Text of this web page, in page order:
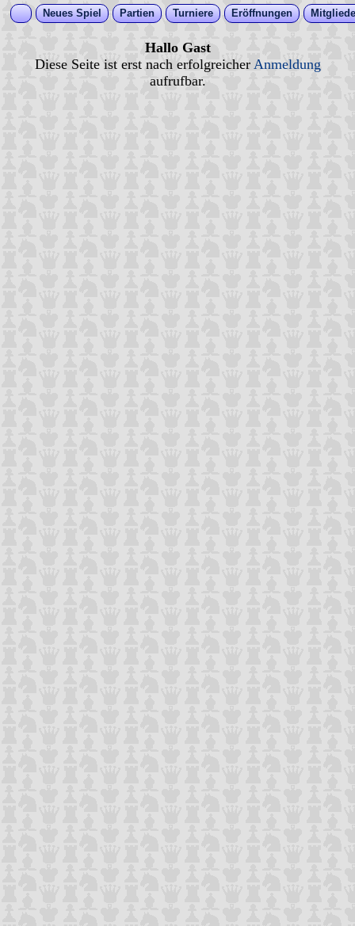
Neues Spiel Partien Turniere Eröffnungen
Hallo Gast
Diese Seite ist erst nach erfolgreicher Anmeldung
aufrufbar.